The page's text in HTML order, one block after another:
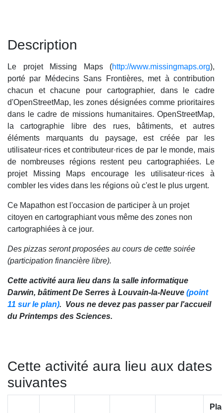
Description
Le projet Missing Maps (http://www.missingmaps.org),
porté par Médecins Sans Frontières, met à contribution
chacun et chacune pour cartographier, dans le cadre
d'OpenStreetMap, les zones désignées comme prioritaires
dans le cadre de missions humanitaires. OpenStreetMap,
la cartographie libre des rues, bâtiments, et autres
éléments marquants du paysage, est créée par les
utilisateur·rices et contributeur·rices de par le monde, mais
de nombreuses régions restent peu cartographiées. Le
projet Missing Maps encourage les utilisateur·rices à
combler les vides dans les régions où c'est le plus urgent.
Ce Mapathon est l'occasion de participer à un projet
citoyen en cartographiant vous même des zones non
cartographiées à ce jour.
Des pizzas seront proposées au cours de cette soirée
(participation financière libre).
Cette activité aura lieu dans la salle informatique
Darwin, bâtiment De Serres à Louvain-la-Neuve (point
11 sur le plan). Vous ne devez pas passer par l'accueil
du Printemps des Sciences.
Cette activité aura lieu aux dates
suivantes